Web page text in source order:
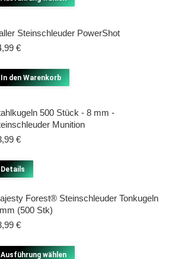
weist
Optionen
können
werden
Steinschleuder PowerShot
€
In den Warenkorb
500 Stück - 8 mm -
Munition
€
Details
Forest® Steinschleuder Tonkugeln
(500 Stk)
€
Ausführung wählen